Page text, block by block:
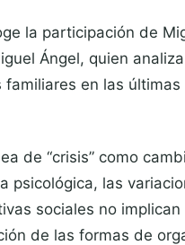
la participación de
Ángel, quien
en las
de “crisis” como
psicológica, las
sociales no
de las formas de